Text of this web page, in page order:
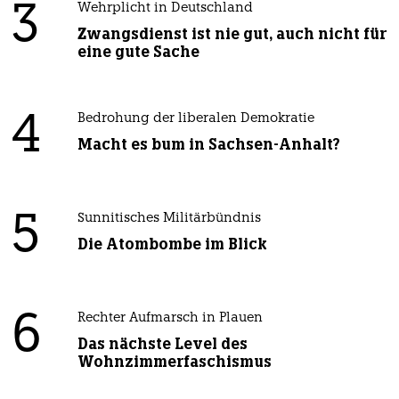
3 Wehrplicht in Deutschland
Zwangsdienst ist nie gut, auch nicht für
eine gute Sache
4 Bedrohung der liberalen Demokratie
Macht es bum in Sachsen-Anhalt?
5 Sunnitisches Militärbündnis
Die Atombombe im Blick
6 Rechter Aufmarsch in Plauen
Das nächste Level des
Wohnzimmerfaschismus